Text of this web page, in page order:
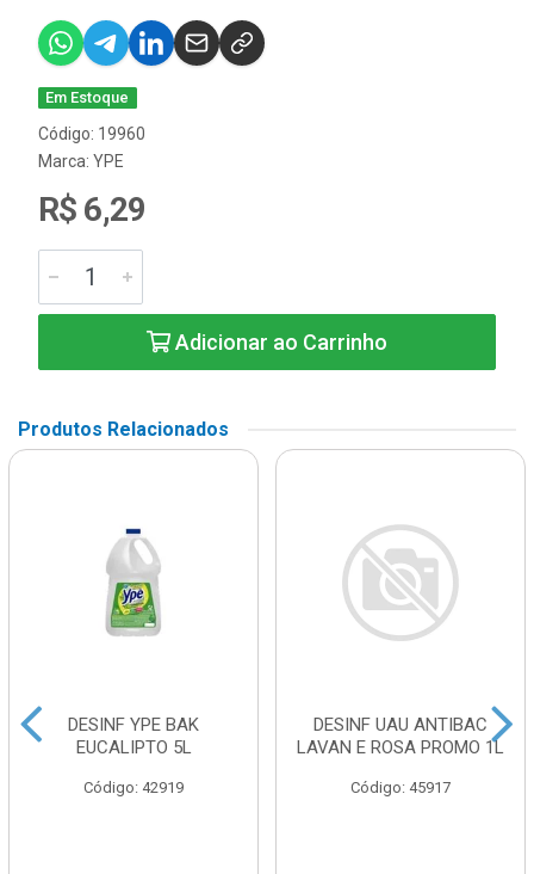
Em Estoque
Código: 19960
Marca: YPE
R$ 6,29
Adicionar ao Carrinho
Produtos Relacionados
DESINF YPE BAK
EUCALIPTO 5L
Código: 42919
DESINF UAU ANTIBAC
LAVAN E ROSA PROMO 1L
Código: 45917